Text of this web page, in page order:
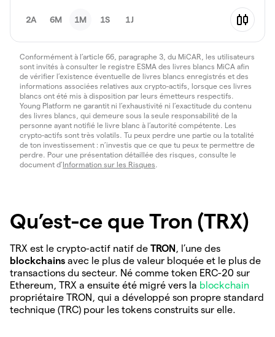
2A 6M 1M 1S 1J
Conformément à l’article 66, paragraphe 3, du MiCAR, les utilisateurs
sont invités à consulter le registre ESMA des livres blancs MiCA afin
de vérifier l’existence éventuelle de livres blancs enregistrés et des
informations associées relatives aux crypto-actifs, lorsque ces livres
blancs ont été mis à disposition par leurs émetteurs respectifs.
Young Platform ne garantit ni l’exhaustivité ni l’exactitude du contenu
des livres blancs, qui demeure sous la seule responsabilité de la
personne ayant notifié le livre blanc à l’autorité compétente. Les
crypto-actifs sont très volatils. Tu peux perdre une partie ou la totalité
de ton investissement : n’investis que ce que tu peux te permettre de
perdre. Pour une présentation détaillée des risques, consulte le
document d’Information sur les Risques.
Qu’est-ce que Tron (TRX)
TRX est le crypto-actif natif de TRON , l’une des
blockchains avec le plus de valeur bloquée et le plus de
transactions du secteur. Né comme token ERC-20 sur
Ethereum, TRX a ensuite été migré vers la blockchain
propriétaire TRON, qui a développé son propre standard
technique (TRC) pour les tokens construits sur elle.